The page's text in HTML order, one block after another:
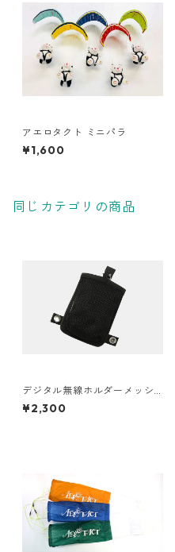
アエロタクト ミニパラ
¥1,600
同じカテゴリの商品
デジタル無線ホルダーメッシ
ュ
¥2,300